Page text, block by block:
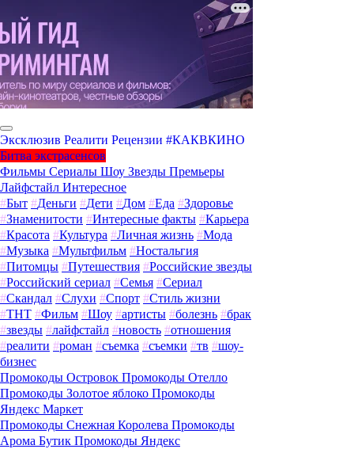
Эксклюзив Реалити Рецензии #КАКВКИНО
Битва экстрасенсов
Фильмы Сериалы Шоу Звезды Премьеры
Лайфстайл Интересное
#Быт #Деньги #Дети #Дом #Еда #Здоровье
#Знаменитости #Интересные факты #Карьера
#Красота #Культура #Личная жизнь #Мода
#Музыка #Мультфильм #Ностальгия
#Питомцы #Путешествия #Российские звезды
#Российский сериал #Семья #Сериал
#Скандал #Слухи #Спорт #Стиль жизни
#ТНТ #Фильм #Шоу #артисты #болезнь #брак
#звезды #лайфстайл #новость #отношения
#реалити #роман #съемка #съемки #тв #шоу-
бизнес
Промокоды Островок Промокоды Отелло
Промокоды Золотое яблоко Промокоды
Яндекс Маркет
Промокоды Снежная Королева Промокоды
Арома Бутик Промокоды Яндекс